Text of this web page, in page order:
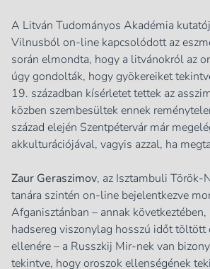
A Litván Tudományos Akadémia
Vilnusból on-line kapcsolódott az
során elmondta, hogy a litvánokról az
úgy gondolták, hogy gyökereiket
19. században kísérletet tettek az
közben szembesültek ennek
század elején Szentpétervár már
akkulturációjával, vagyis azzal, ha
Zaur Geraszimov, az Isztambuli Török-
tanára szintén on-line bejelentkezve
Afganisztánban – annak
hadsereg viszonylag hosszú időt töltött
ellenére – a Russzkij Mir-nek van
tekintve, hogy oroszok ellenségének